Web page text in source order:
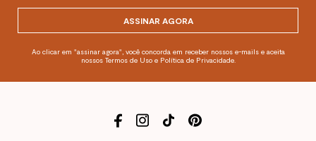
ASSINAR AGORA
Ao clicar em "assinar agora", você concorda em receber nossos e-mails e aceita
nossos Termos de Uso e Política de Privacidade.